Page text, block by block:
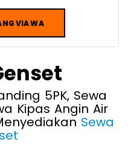
VIA WA
5PK, Sewa
Kipas Angin Air